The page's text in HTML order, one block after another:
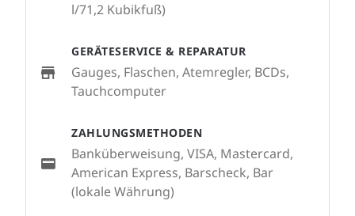
l/71,2 Kubikfuß)
GERÄTESERVICE & REPARATUR
Gauges, Flaschen, Atemregler, BCDs,
Tauchcomputer
ZAHLUNGSMETHODEN
Banküberweisung, VISA, Mastercard,
American Express, Barscheck, Bar
(lokale Währung)